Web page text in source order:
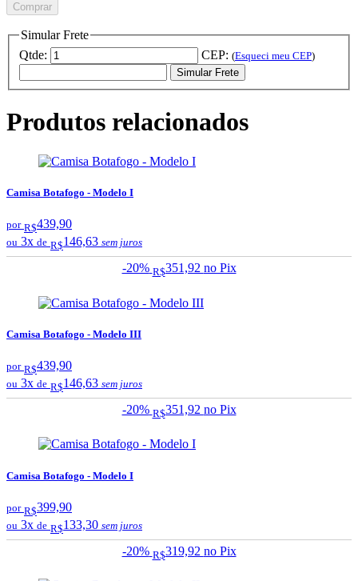
Comprar
Simular Frete
Qtde:
CEP: (Esqueci meu CEP)
Simular Frete
Produtos relacionados
Camisa Botafogo - Modelo I
por R$439,90
ou 3x de R$146,63 sem juros
-20% R$351,92 no Pix
Camisa Botafogo - Modelo III
por R$439,90
ou 3x de R$146,63 sem juros
-20% R$351,92 no Pix
Camisa Botafogo - Modelo I
por R$399,90
ou 3x de R$133,30 sem juros
-20% R$319,92 no Pix